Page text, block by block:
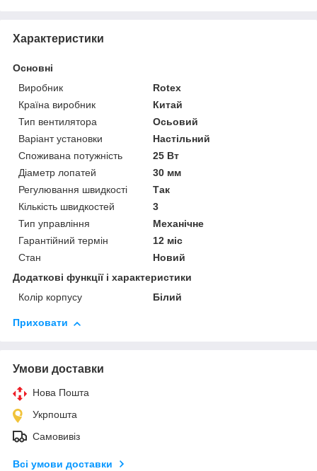
Характеристики
Основні
Виробник
Rotex
Країна виробник
Китай
Тип вентилятора
Осьовий
Варіант установки
Настільний
Споживана потужність
25 Вт
Діаметр лопатей
30 мм
Регулювання швидкості
Так
Кількість швидкостей
3
Тип управління
Механічне
Гарантійний термін
12 міс
Стан
Новий
Додаткові функції і характеристики
Колір корпусу
Білий
Приховати
Умови доставки
Нова Пошта
Укрпошта
Самовивіз
Всі умови доставки